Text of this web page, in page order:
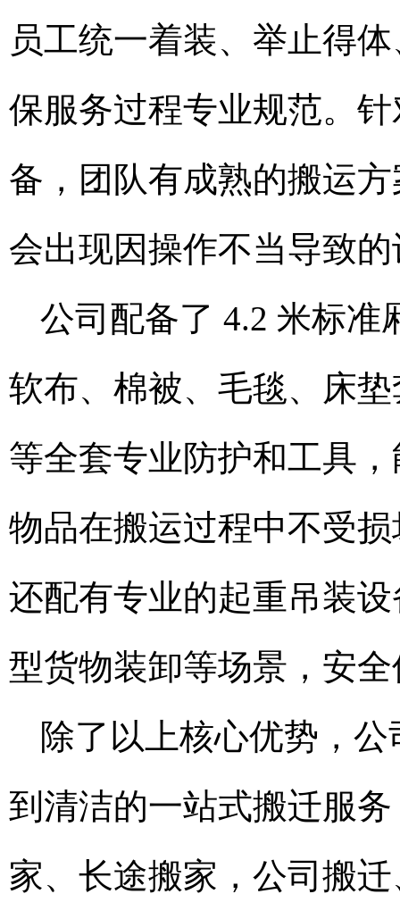
员工统一着装、举止得
保服务过程专业规范。
备，团队有成熟的搬运
会出现因操作不当导致
公司配备了 4.2 米标
软布、棉被、毛毯、床
等全套专业防护和工具
物品在搬运过程中不受
还配有专业的起重吊装
型货物装卸等场景，安
除了以上核心优势，
到清洁的一站式搬迁服
家、长途搬家，公司搬